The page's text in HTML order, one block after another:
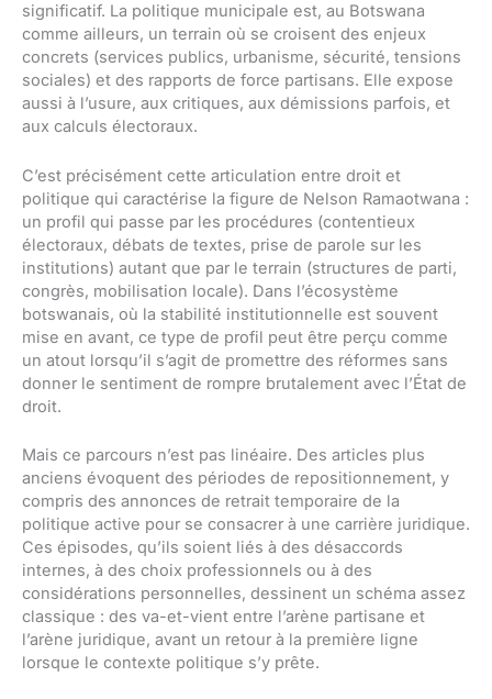
significatif. La politique municipale est, au Botswana
comme ailleurs, un terrain où se croisent des enjeux
concrets (services publics, urbanisme, sécurité, tensions
sociales) et des rapports de force partisans. Elle expose
aussi à l’usure, aux critiques, aux démissions parfois, et
aux calculs électoraux.
C’est précisément cette articulation entre droit et
politique qui caractérise la figure de Nelson Ramaotwana :
un profil qui passe par les procédures (contentieux
électoraux, débats de textes, prise de parole sur les
institutions) autant que par le terrain (structures de parti,
congrès, mobilisation locale). Dans l’écosystème
botswanais, où la stabilité institutionnelle est souvent
mise en avant, ce type de profil peut être perçu comme
un atout lorsqu’il s’agit de promettre des réformes sans
donner le sentiment de rompre brutalement avec l’État de
droit.
Mais ce parcours n’est pas linéaire. Des articles plus
anciens évoquent des périodes de repositionnement, y
compris des annonces de retrait temporaire de la
politique active pour se consacrer à une carrière juridique.
Ces épisodes, qu’ils soient liés à des désaccords
internes, à des choix professionnels ou à des
considérations personnelles, dessinent un schéma assez
classique : des va-et-vient entre l’arène partisane et
l’arène juridique, avant un retour à la première ligne
lorsque le contexte politique s’y prête.